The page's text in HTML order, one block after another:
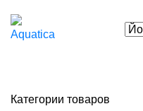
Категории товаров